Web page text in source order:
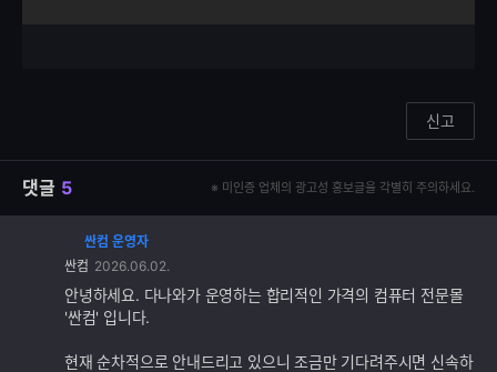
신고
댓글 5 ※ 미인증 업체의 광고성 홍보글을 각별히 주의하세요.
싼컴 운영자
싼컴 2026.06.02.
안녕하세요. 다나와가 운영하는 합리적인 가격의 컴퓨터 전문몰
'싼컴' 입니다.
현재 순차적으로 안내드리고 있으니 조금만 기다려주시면 신속하